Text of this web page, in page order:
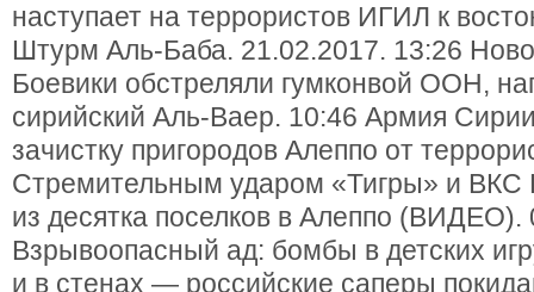
наступает на террористов ИГИЛ к
Штурм Аль-Баба. 21.02.2017. 13:26
Боевики обстреляли гумконвой ООН,
сирийский Аль-Ваер. 10:46 Армия
зачистку пригородов Алеппо от
Стремительным ударом «Тигры» и
из десятка поселков в Алеппо (ВИДЕО).
Взрывоопасный ад: бомбы в детских
и в стенах — российские саперы